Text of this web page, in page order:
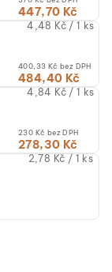
447,70 Kč
Měrná
cena)
4,48 Kč / 1 ks
400,33 Kč bez DPH
484,40 Kč
Měrná
cena)
4,84 Kč / 1 ks
230 Kč bez DPH
278,30 Kč
Měrná
2,78 Kč / 1 ks